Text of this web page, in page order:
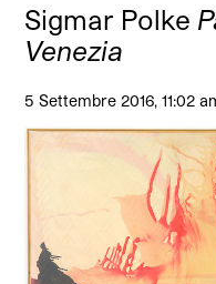
Sigmar Polke
Venezia
5 Settembre 2016, 11:02